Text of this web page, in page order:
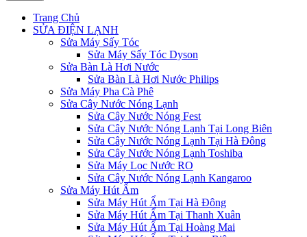
Trang Chủ
SỬA ĐIỆN LẠNH
Sửa Máy Sấy Tóc
Sửa Máy Sấy Tóc Dyson
Sửa Bàn Là Hơi Nước
Sửa Bàn Là Hơi Nước Philips
Sửa Máy Pha Cà Phê
Sửa Cây Nước Nóng Lạnh
Sửa Cây Nước Nóng Fest
Sửa Cây Nước Nóng Lạnh Tại Long Biên
Sửa Cây Nước Nóng Lạnh Tại Hà Đông
Sửa Cây Nước Nóng Lạnh Toshiba
Sửa Máy Lọc Nước RO
Sửa Cây Nước Nóng Lạnh Kangaroo
Sửa Máy Hút Ẩm
Sửa Máy Hút Ẩm Tại Hà Đông
Sửa Máy Hút Ẩm Tại Thanh Xuân
Sửa Máy Hút Ẩm Tại Hoàng Mai